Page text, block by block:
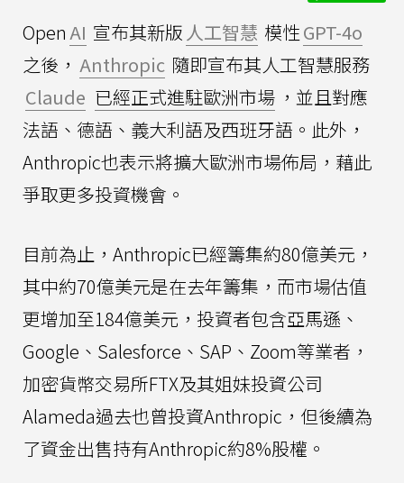
OpenAI 宣布其新版 人工智慧 模性GPT-4o
之後， Anthropic 隨即宣布其人工智慧服務
Claude 已經正式進駐歐洲市場 ，並且對應
法語、德語、義大利語及西班牙語。此外，
Anthropic也表示將擴大歐洲市場佈局，藉此
爭取更多投資機會。
目前為止，Anthropic已經籌集約80億美元，
其中約70億美元是在去年籌集，而市場估值
更增加至184億美元，投資者包含亞馬遜、
Google、Salesforce、SAP、Zoom等業者，
加密貨幣交易所FTX及其姐妹投資公司
Alameda過去也曾投資Anthropic，但後續為
了資金出售持有Anthropic約8%股權。